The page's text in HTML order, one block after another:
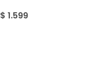
$ 1.599